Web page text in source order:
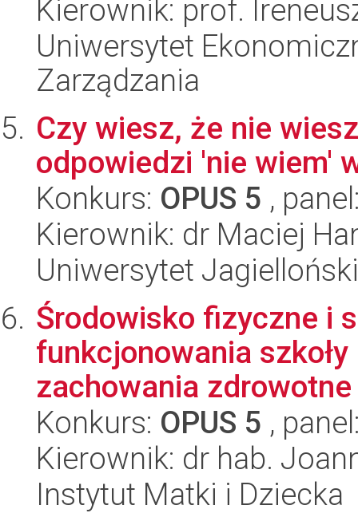
Kierownik: prof.
Uniwersytet
Zarządzania
Czy wiesz, że nie
odpowiedzi 'nie wiem'
Konkurs: OPUS 5 ,
Kierownik: dr Maciej
Uniwersytet
Środowisko fizyczne i
funkcjonowania
zachowania
Konkurs: OPUS 5 ,
Kierownik: dr hab.
Instytut Matki i Dziecka